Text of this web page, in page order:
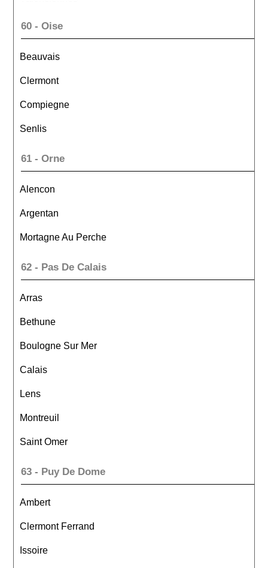
60 - Oise
Beauvais
Clermont
Compiegne
Senlis
61 - Orne
Alencon
Argentan
Mortagne Au Perche
62 - Pas De Calais
Arras
Bethune
Boulogne Sur Mer
Calais
Lens
Montreuil
Saint Omer
63 - Puy De Dome
Ambert
Clermont Ferrand
Issoire